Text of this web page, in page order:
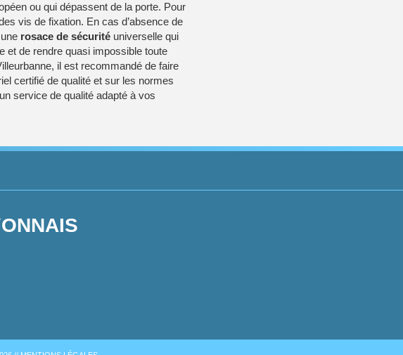
ou qui dépassent de la porte. Pour
vis de fixation. En cas d’absence de
rosace de sécurité universelle qui
et de rendre quasi impossible toute
il est recommandé de faire
certifié de qualité et sur les normes
service de qualité adapté à vos